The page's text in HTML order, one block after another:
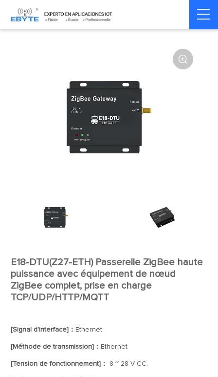
Home > Modem > Wireless modem LoRa wirelss modem

E18-DTU(Z27-ETH) Passerelle ZigBee haute
puissance avec équipement de nœud
ZigBee complet, prise en charge
TCP/UDP/HTTP/MQTT
[Signal d'interface]： Ethernet
[Méthode de transmission]： Ethernet
[Tension de fonctionnement]： 8 ~ 28 V CC.